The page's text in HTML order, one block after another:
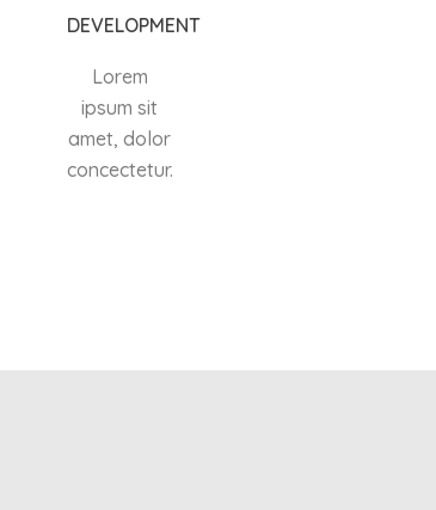
DEVELOPMENT
Lorem
ipsum sit
amet, dolor
concectetur.